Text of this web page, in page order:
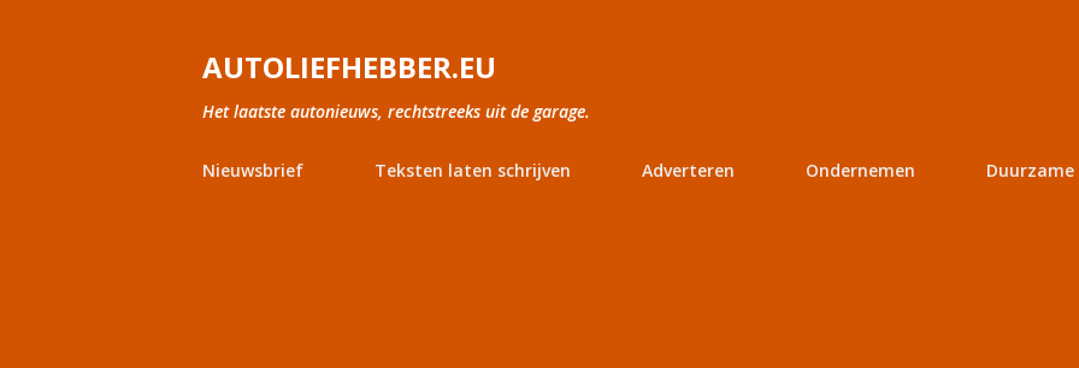
AUTOLIEFHEBBER.EU
Het laatste autonieuws, rechtstreeks uit de garage.
Nieuwsbrief Teksten laten schrijven Adverteren Ondernemen Duurzame